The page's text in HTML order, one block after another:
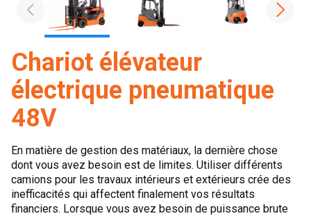
Chariot élévateur
électrique pneumatique
48V
En matière de gestion des matériaux, la dernière chose
dont vous avez besoin est de limites. Utiliser différents
camions pour les travaux intérieurs et extérieurs crée des
inefficacités qui affectent finalement vos résultats
financiers. Lorsque vous avez besoin de puissance brute